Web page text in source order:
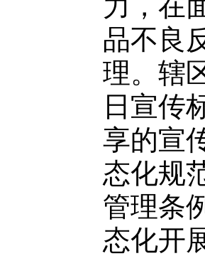
品不良
理。辖
日宣传
享的宣
态化规
管理条
态化开